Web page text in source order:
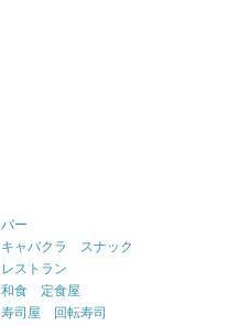
バー
キャバクラ スナック
レストラン
和食 定食屋
寿司屋 回転寿司